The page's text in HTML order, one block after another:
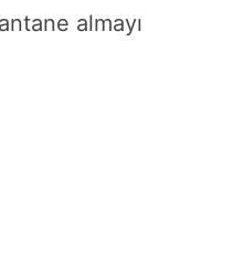
almayı